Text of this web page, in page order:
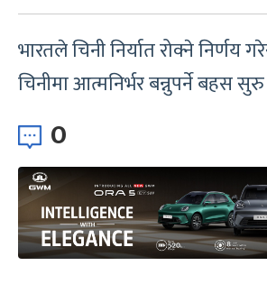
भारतले चिनी निर्यात रोक्ने निर्णय
चिनीमा आत्मनिर्भर बन्नुपर्ने बहस
0